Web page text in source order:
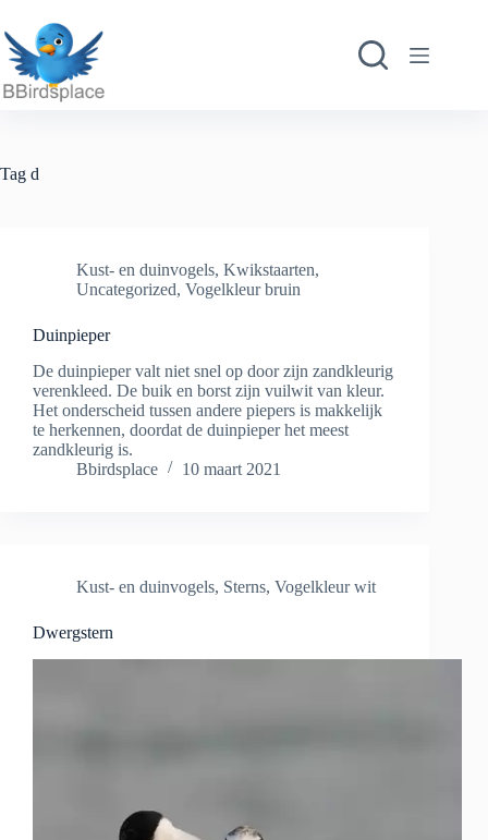
naar
de
inhoud
Tag d
Kust- en duinvogels, Kwikstaarten,
Uncategorized, Vogelkleur bruin
Duinpieper
De duinpieper valt niet snel op door zijn zandkleurig
verenkleed. De buik en borst zijn vuilwit van kleur.
Het onderscheid tussen andere piepers is makkelijk
te herkennen, doordat de duinpieper het meest
zandkleurig is.
Bbirdsplace
10 maart 2021
Kust- en duinvogels, Sterns, Vogelkleur wit
Dwergstern